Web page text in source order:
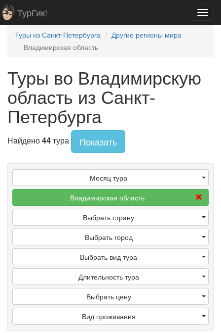
ТурГик!
Туры из Санкт-Петербурга
Другие регионы мира
Владимирская область
Туры во Владимирскую
область из Санкт-
Петербурга
Найдено44тура Показать
Месяц тура
Владимирская область
Выбрать страну
Выбрать город
Выбрать вид тура
Длительность тура
Выбрать цену
Вид проживания